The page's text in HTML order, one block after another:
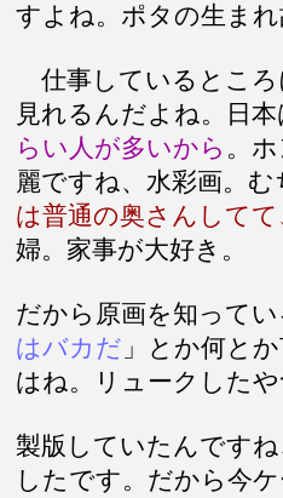
すよね。ポタの生ま
仕事しているとこ
見れるんだよね。日
らい人が多いから 。
麗ですね、水彩画。
は普通の奥さんして
婦。家事が大好き。
だから原画を知って
はバカだ 」とか何と
はね。リュークした
製版していたんです
したです。だから今